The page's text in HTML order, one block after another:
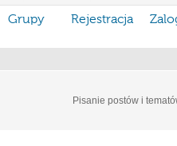
Grupy Rejestracja
Pisanie postów i